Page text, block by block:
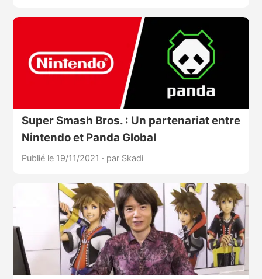
Super Smash Bros. : Un partenariat entre
Nintendo et Panda Global
Publié le 19/11/2021 · par Skadi